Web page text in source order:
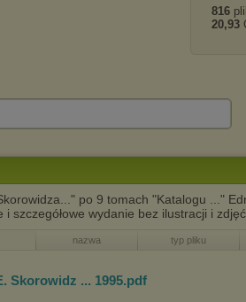
816
20,93
po 9 tomach "Katalogu ..."
szczegółowe wydanie bez ilustracji i zdjęć .
nazwa typ pliku
Skorowidz ... 1995.pdf